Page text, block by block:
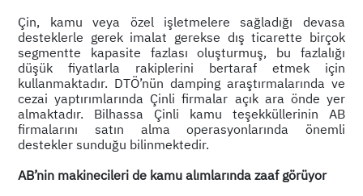
Çin, kamu veya özel işletmelere sağladığı devasa
desteklerle gerek imalat gerekse dış ticarette birçok
segmentte kapasite fazlası oluşturmuş, bu fazlalığı
düşük fiyatlarla rakiplerini bertaraf etmek için
kullanmaktadır. DTÖ’nün damping araştırmalarında ve
cezai yaptırımlarında Çinli firmalar açık ara önde yer
almaktadır. Bilhassa Çinli kamu teşekküllerinin AB
firmalarını satın alma operasyonlarında önemli
destekler sunduğu bilinmektedir.
AB’nin makinecileri de kamu alımlarında zaaf görüyor